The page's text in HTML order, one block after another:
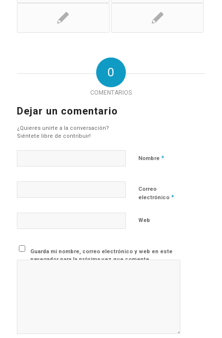
0
COMENTARIOS
Dejar un comentario
¿Quieres unirte a la conversación?
Siéntete libre de contribuir!
Nombre *
Correo
electrónico *
Web
Guarda mi nombre, correo electrónico y web en este
navegador para la próxima vez que comente.